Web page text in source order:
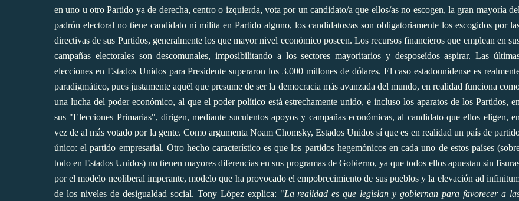
en uno u otro Partido ya de derecha, centro o izquierda, vota por un candidato/a que ellos/as no escogen, la gran mayoría del
padrón electoral no tiene candidato ni milita en Partido alguno, los candidatos/as son obligatoriamente los escogidos por
directivas de sus Partidos, generalmente los que mayor nivel económico poseen. Los recursos financieros que emplean en
campañas electorales son descomunales, imposibilitando a los sectores mayoritarios y desposeídos aspirar. Las
elecciones en Estados Unidos para Presidente superaron los 3.000 millones de dólares. El caso estadounidense es
paradigmático, pues justamente aquél que presume de ser la democracia más avanzada del mundo, en realidad funciona
una lucha del poder económico, al que el poder político está estrechamente unido, e incluso los aparatos de los Partidos, en
sus "Elecciones Primarias", dirigen, mediante suculentos apoyos y campañas económicas, al candidato que ellos eligen, en
vez de al más votado por la gente. Como argumenta Noam Chomsky, Estados Unidos sí que es en realidad un país de
único: el partido empresarial. Otro hecho característico es que los partidos hegemónicos en cada uno de estos países
todo en Estados Unidos) no tienen mayores diferencias en sus programas de Gobierno, ya que todos ellos apuestan sin
por el modelo neoliberal imperante, modelo que ha provocado el empobrecimiento de sus pueblos y la elevación ad
de los niveles de desigualdad social. Tony López explica: "La realidad es que legislan y gobiernan para favorecer a